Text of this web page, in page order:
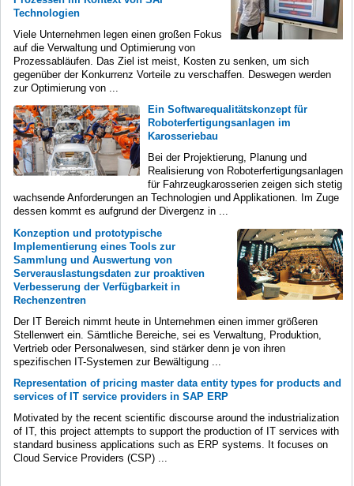
Technologien
Viele Unternehmen legen einen großen Fokus
auf die Verwaltung und Optimierung von
Prozessabläufen. Das Ziel ist meist, Kosten zu senken, um sich
gegenüber der Konkurrenz Vorteile zu verschaffen. Deswegen werden
zur Optimierung von ...
Ein Softwarequalitätskonzept für
Roboterfertigungsanlagen im
Karosseriebau
Bei der Projektierung, Planung und
Realisierung von Roboterfertigungsanlagen
für Fahrzeugkarosserien zeigen sich stetig
wachsende Anforderungen an Technologien und Applikationen. Im Zuge
dessen kommt es aufgrund der Divergenz in ...
Konzeption und prototypische
Implementierung eines Tools zur
Sammlung und Auswertung von
Serverauslastungsdaten zur proaktiven
Verbesserung der Verfügbarkeit in
Rechenzentren
Der IT Bereich nimmt heute in Unternehmen einen immer größeren
Stellenwert ein. Sämtliche Bereiche, sei es Verwaltung, Produktion,
Vertrieb oder Personalwesen, sind stärker denn je von ihren
spezifischen IT-Systemen zur Bewältigung ...
Representation of pricing master data entity types for products and
services of IT service providers in SAP ERP
Motivated by the recent scientific discourse around the industrialization
of IT, this project attempts to support the production of IT services with
standard business applications such as ERP systems. It focuses on
Cloud Service Providers (CSP) ...